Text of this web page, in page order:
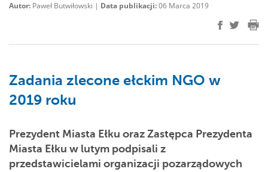
Autor: Paweł Butwiłowski | Data publikacji:06 Marca 2019
Zadania zlecone ełckim NGO w
2019 roku
Prezydent Miasta Ełku oraz Zastępca Prezydenta
Miasta Ełku w lutym podpisali z
przedstawicielami organizacji pozarządowych